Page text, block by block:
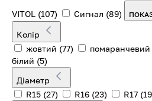
VITOL (107) Cигнал (89)
Колір
жовтий (77) помаранчевий
білий (5)
Діаметр
R15 (27) R16 (23) R17